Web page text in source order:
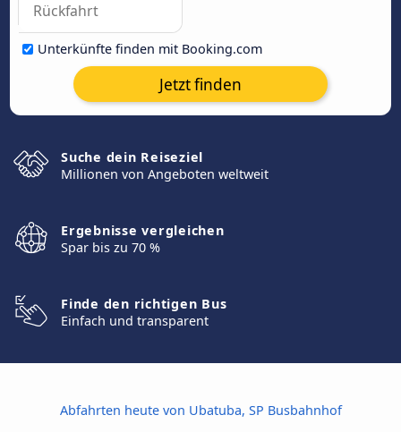
Unterkünfte finden mit Booking.com
Jetzt finden
Suche dein Reiseziel
Millionen von Angeboten weltweit
Ergebnisse vergleichen
Spar bis zu 70 %
Finde den richtigen Bus
Einfach und transparent
Abfahrten heute von Ubatuba, SP Busbahnhof